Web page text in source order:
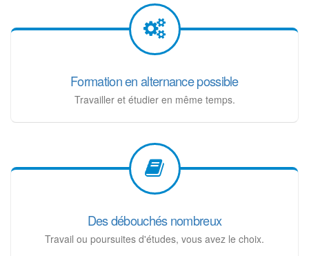
Formation en alternance possible
Travailler et étudier en même temps.
Des débouchés nombreux
Travail ou poursuites d'études, vous avez le choix.